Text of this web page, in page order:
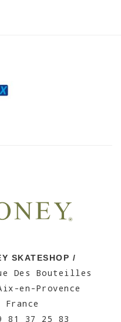
SKATESHOP /
Des Bouteilles
en-Provence
France
81 37 25 83